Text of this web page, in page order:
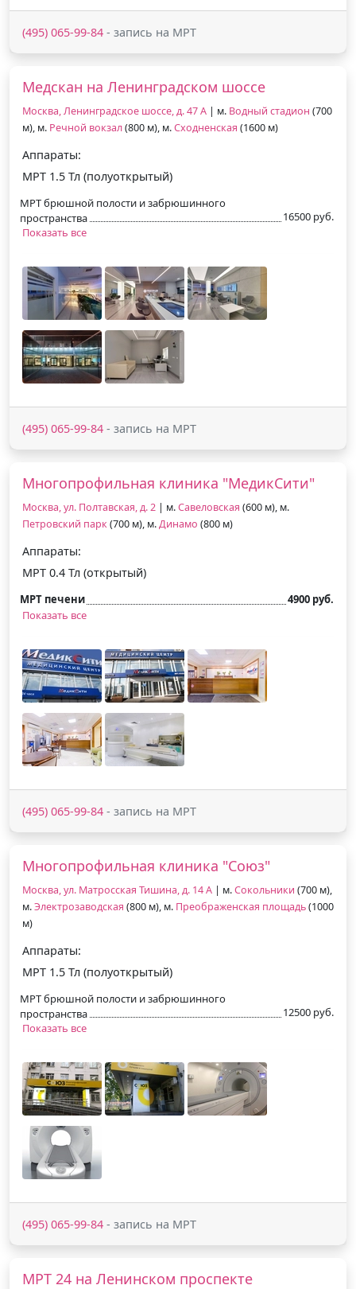
(495) 065-99-84 - запись на МРТ
Медскан на Ленинградском шоссе
Москва, Ленинградское шоссе, д. 47 А | м. Водный стадион (700
м), м. Речной вокзал(800 м), м.Сходненская (1600 м)
Аппараты:
МРТ 1.5 Тл (полуоткрытый)
МРТ брюшной полости и забрюшинного
пространства
16500 руб.
Показать все
(495) 065-99-84 - запись на МРТ
Многопрофильная клиника "МедикСити"
Москва, ул. Полтавская, д. 2 | м.Савеловская (600 м), м.
Петровский парк(700 м), м.Динамо (800 м)
Аппараты:
МРТ 0.4 Тл (открытый)
МРТ печени
4900 руб.
Показать все
(495) 065-99-84 - запись на МРТ
Многопрофильная клиника "Союз"
Москва, ул. Матросская Тишина, д. 14 А | м.Сокольники (700 м),
м.Электрозаводская (800 м), м. Преображенская площадь(1000
м)
Аппараты:
МРТ 1.5 Тл (полуоткрытый)
МРТ брюшной полости и забрюшинного
пространства
12500 руб.
Показать все
(495) 065-99-84 - запись на МРТ
МРТ 24 на Ленинском проспекте